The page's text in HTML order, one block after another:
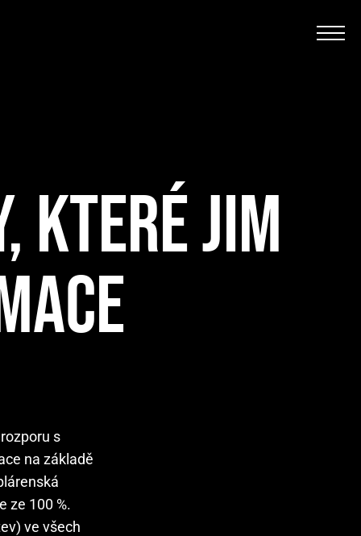
KTERÉ JIM
s
na základě
ze 100 %.
ve všech